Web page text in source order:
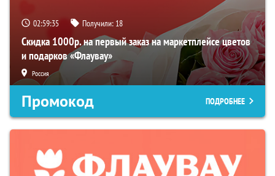
02:59:35 Получили: 18
Скидка 1000р. на первый заказ на маркетплейсе цветов
и подарков «Флаувау»
Россия
Промокод ПОДРОБНЕЕ